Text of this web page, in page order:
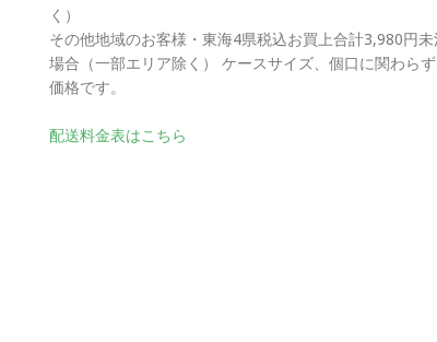
く）
その他地域のお客様・東海4県税込お買上合計3,980円
場合（一部エリア除く） ケースサイズ、個口に関わら
価格です。
配送料金表はこちら